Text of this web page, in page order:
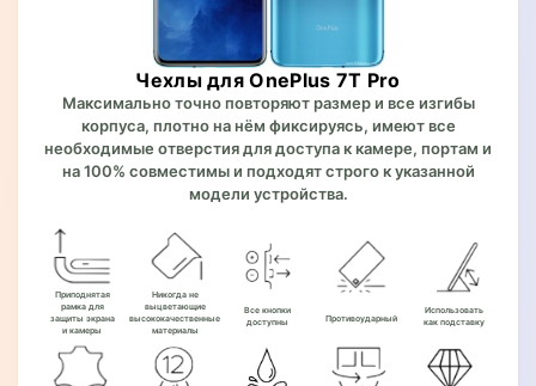
Чехлы для OnePlus 7T Pro
Максимально точно повторяют размер и все изгибы
корпуса, плотно на нём фиксируясь, имеют все
необходимые отверстия для доступа к камере, портам и
на 100% совместимы и подходят строго к указанной
модели устройства.
Приподнятая
рамка для
защиты экрана
и камеры
Никогда не
выцветающие
высококачественные
материалы
Все кнопки
доступны
Противоударный
Использовать
как подставку